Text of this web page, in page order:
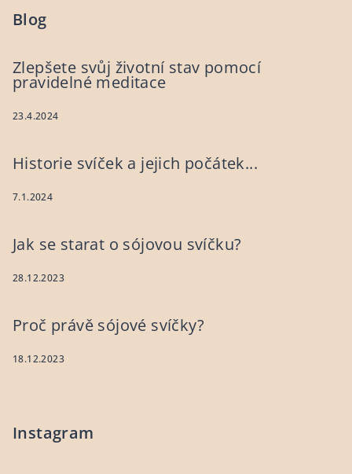
Blog
Zlepšete svůj životní stav pomocí
pravidelné meditace
23.4.2024
Historie svíček a jejich počátek...
7.1.2024
Jak se starat o sójovou svíčku?
28.12.2023
Proč právě sójové svíčky?
18.12.2023
Instagram